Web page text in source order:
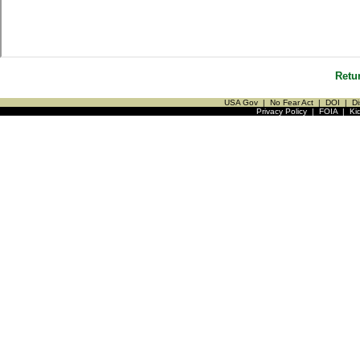
USA Gov | No Fear Act | DOI |
Privacy Policy| FOIA|